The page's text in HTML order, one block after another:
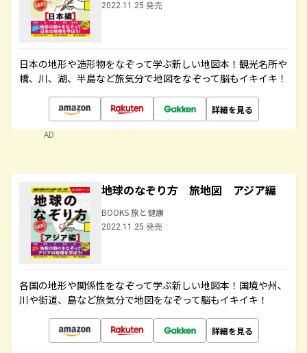
2022.11.25 発売
日本の地形や造形物をなぞって学ぶ新しい地図本！観光名所や
橋、川、湖、半島など旅気分で地図をなぞって脳もイキイキ！
詳細を見る
AD
地球のなぞり方 旅地図 アジア編
BOOKS 旅と健康
2022.11.25 発売
各国の地形や関係性をなぞって学ぶ新しい地図本！国境や州、
川や街道、島など旅気分で地図をなぞって脳もイキイキ！
詳細を見る